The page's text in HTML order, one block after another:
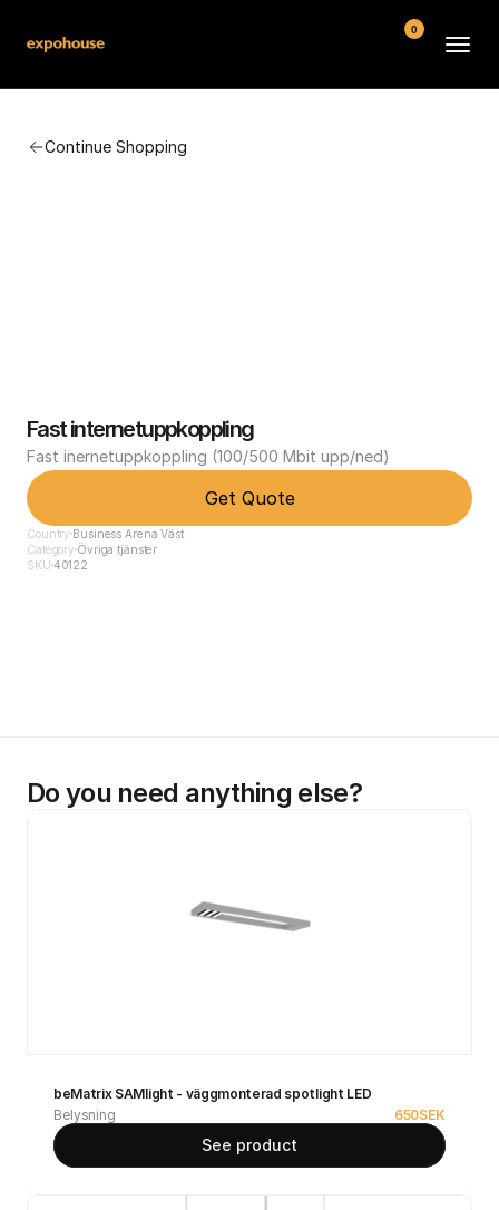
Continue Shopping
Fast internetuppkoppling
Fast inernetuppkoppling (100/500 Mbit upp/ned)
Get Quote
Country Business Arena Väst
Category Övriga tjänster
SKU 40122
Do you need anything else?
beMatrix SAMlight - väggmonterad spotlight LED
Belysning
650SEK
See product
0